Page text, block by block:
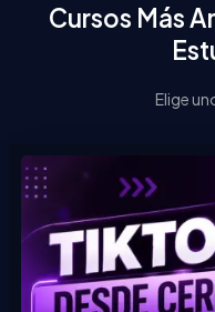
Cursos Más
Elige